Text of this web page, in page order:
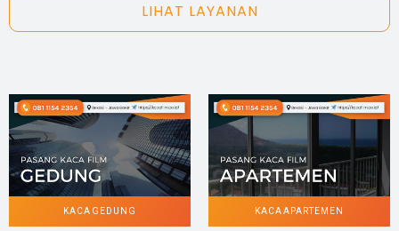
LIHAT LAYANAN
KACA GEDUNG KACA APARTEMEN